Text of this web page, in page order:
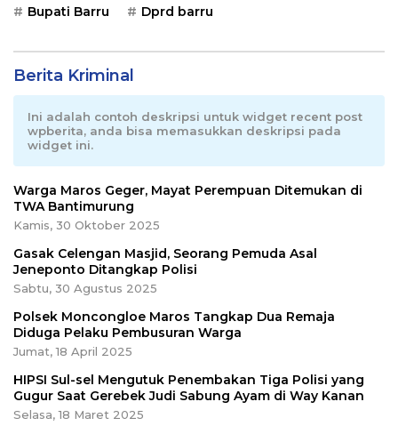
Bupati Barru Dprd barru
Berita Kriminal
Ini adalah contoh deskripsi untuk widget recent post
wpberita, anda bisa memasukkan deskripsi pada
widget ini.
Warga Maros Geger, Mayat Perempuan Ditemukan di
TWA Bantimurung
Kamis, 30 Oktober 2025
Gasak Celengan Masjid, Seorang Pemuda Asal
Jeneponto Ditangkap Polisi
Sabtu, 30 Agustus 2025
Polsek Moncongloe Maros Tangkap Dua Remaja
Diduga Pelaku Pembusuran Warga
Jumat, 18 April 2025
HIPSI Sul-sel Mengutuk Penembakan Tiga Polisi yang
Gugur Saat Gerebek Judi Sabung Ayam di Way Kanan
Selasa, 18 Maret 2025